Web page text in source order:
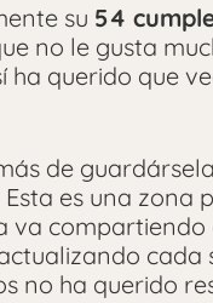
su 54
no le gusta
ha querido que
de
es una zona
cada
no ha querido